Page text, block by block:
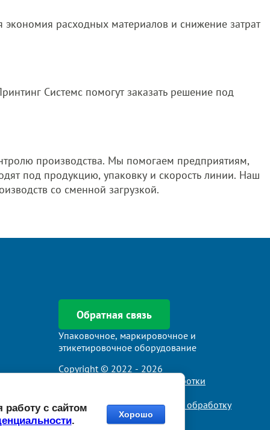
экономия расходных материалов и снижение затрат
Системс помогут заказать решение под
производства. Мы помогаем предприятиям,
под продукцию, упаковку и скорость линии. Наш
со сменной загрузкой.
Обратная связь
Упаковочное, маркировочное и
этикетировочное оборудование
Copyright © 2022 - 2026
Политика в отношении обработки
Согласие посетителя сайта на обработку
персональных данных
с сайтом
. Хорошо